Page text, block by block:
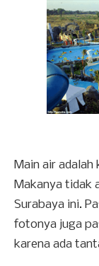
Main air
Makanya tidak
Surabaya ini.
fotonya juga
karena ada